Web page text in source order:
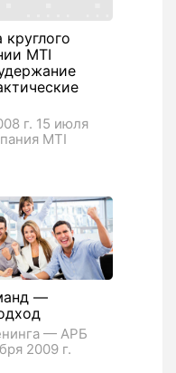
MTI
г. 15 июля
MTI
—
— АРБ
2009 г.